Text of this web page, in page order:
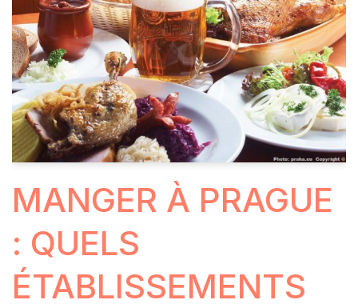
MANGER À PRAGUE
: QUELS
ÉTABLISSEMENTS